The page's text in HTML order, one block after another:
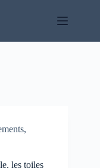
,
les toiles